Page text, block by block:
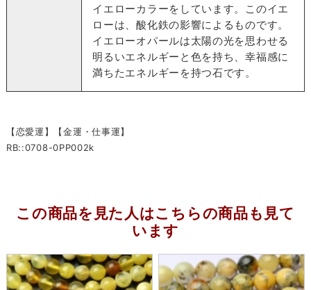
イエローカラーをしています。このイエ
ローは、酸化鉄の影響によるものです。
イエローオパールは太陽の光を思わせる
明るいエネルギーと色を持ち、幸福感に
満ちたエネルギーを持つ石です。
【恋愛運】【金運・仕事運】
RB::0708-0PP002k
この商品を見た人はこちらの商品も見て
います